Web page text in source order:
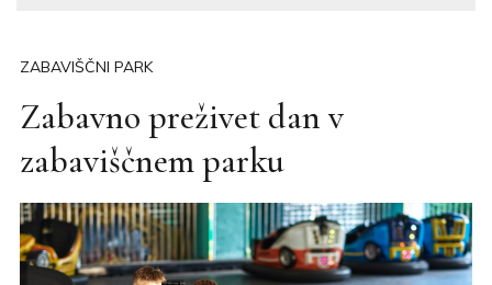
ZABAVIŠČNI PARK
Zabavno preživet dan v
zabaviščnem parku